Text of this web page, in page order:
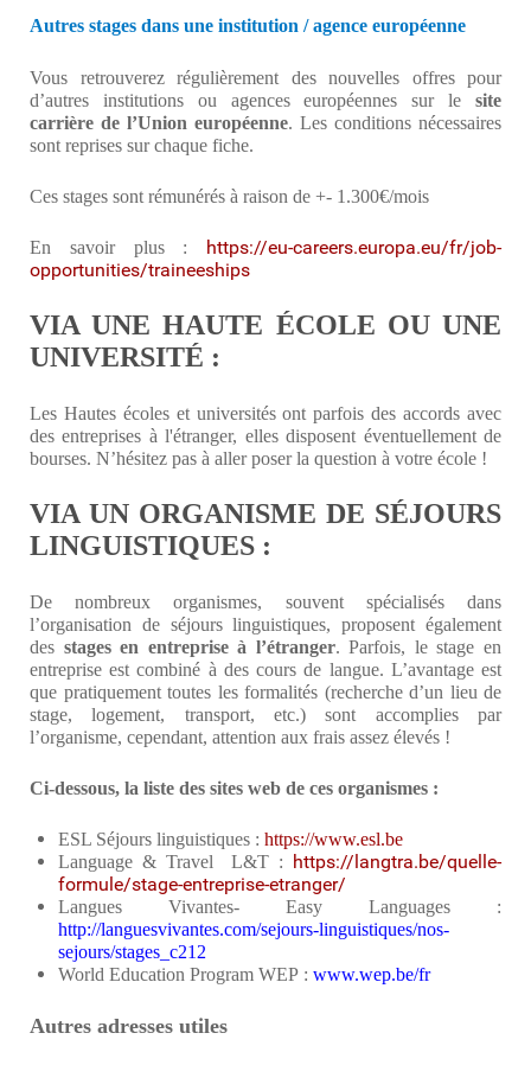
Autres stages dans une institution / agence européenne
Vous retrouverez régulièrement des nouvelles offres pour
d’autres institutions ou agences européennes sur le site
carrière de l’Union européenne. Les conditions nécessaires
sont reprises sur chaque fiche.
Ces stages sont rémunérés à raison de +- 1.300€/mois
En savoir plus : https://eu-careers.europa.eu/fr/job-
opportunities/traineeships
VIA UNE HAUTE ÉCOLE OU UNE
UNIVERSITÉ :
Les Hautes écoles et universités ont parfois des accords avec
des entreprises à l'étranger, elles disposent éventuellement de
bourses. N’hésitez pas à aller poser la question à votre école !
VIA UN ORGANISME DE SÉJOURS
LINGUISTIQUES :
De nombreux organismes, souvent spécialisés dans
l’organisation de séjours linguistiques, proposent également
des stages en entreprise à l’étranger. Parfois, le stage en
entreprise est combiné à des cours de langue. L’avantage est
que pratiquement toutes les formalités (recherche d’un lieu de
stage, logement, transport, etc.) sont accomplies par
l’organisme, cependant, attention aux frais assez élevés !
Ci-dessous, la liste des sites web de ces organismes :
ESL Séjours linguistiques : https://www.esl.be
Language & Travel L&T : https://langtra.be/quelle-
formule/stage-entreprise-etranger/
Langues Vivantes- Easy Languages :
http://languesvivantes.com/sejours-linguistiques/nos-
sejours/stages_c212
World Education Program WEP : www.wep.be/fr
Autres adresses utiles